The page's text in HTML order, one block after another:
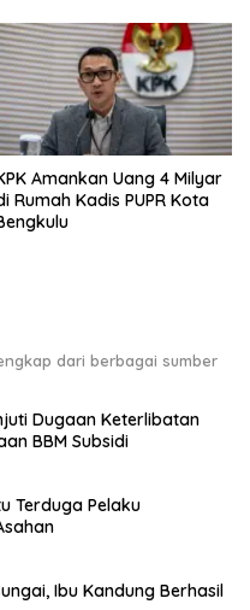
Amankan Uang 4 Milyar
Rumah Kadis PUPR Kota
dari berbagai sumber
Dugaan Keterlibatan
BBM Subsidi
Terduga Pelaku
Ibu Kandung Berhasil